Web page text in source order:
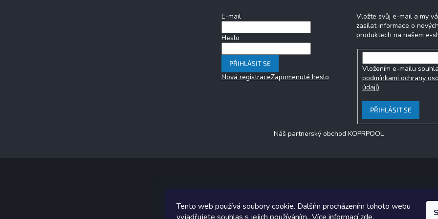
Tento web používá soubory cookie. Dalším procházením tohoto webu
E-mail
Heslo
PŘIHLÁSIT SE
Nová registraceZapomenuté heslo
Vložte svůj e-mail a my
zasílat informace o
produktech na našem e-
Vložením e-mailu
podmínkami ochrany
údajů
PŘIHLÁSIT SE
Náš partnerský obchod KOPRPOOL
Grafický návrh vytvořil a na Shoptet implementoval Tomáš Hlad&